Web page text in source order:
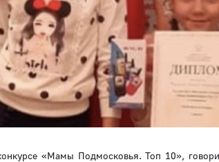
«Мамы Подмосковья. Топ 10»,